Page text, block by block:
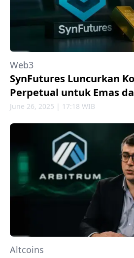
Web3
SynFutures Luncurkan
Perpetual untuk Emas
June 26, 2025 | 17:18 WIB
Altcoins